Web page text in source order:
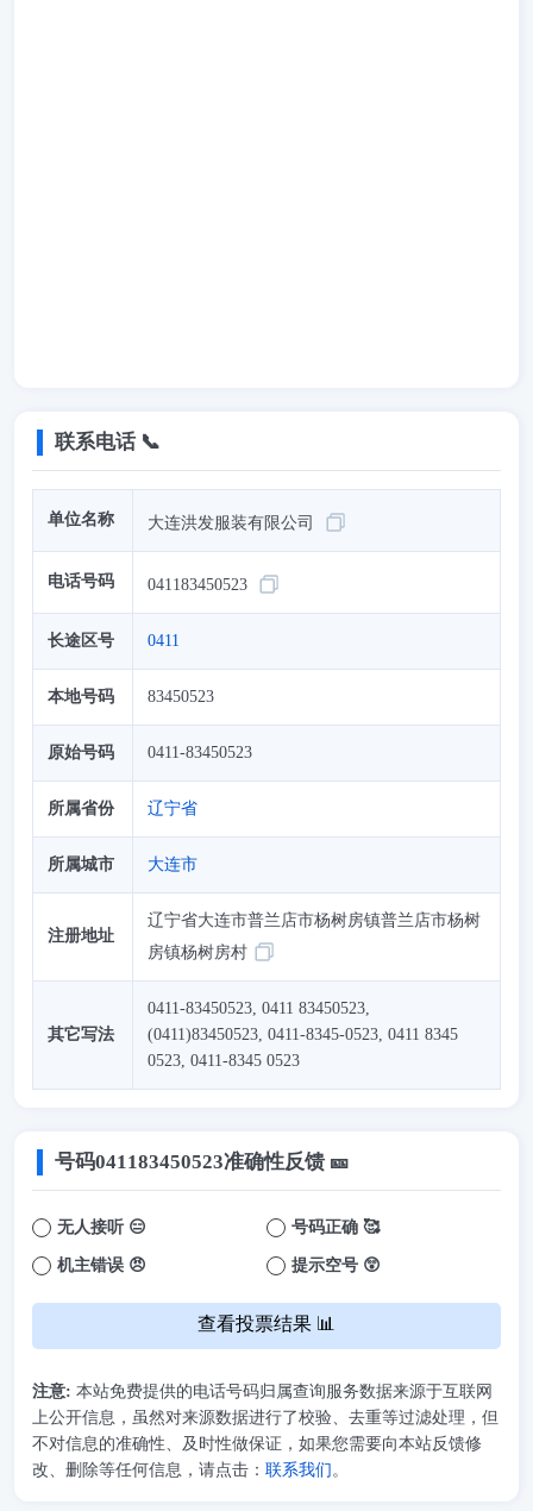
联系电话 📞
单位名称 大连洪发服装有限公司
电话号码 041183450523
长途区号 0411
本地号码 83450523
原始号码 0411-83450523
所属省份 辽宁省
所属城市 大连市
注册地址
辽宁省大连市普兰店市杨树房镇普兰店市杨树
房镇杨树房村
其它写法
0411-83450523, 0411 83450523,
(0411)83450523, 0411-8345-0523, 0411 8345
0523, 0411-8345 0523
号码041183450523准确性反馈 🎫
无人接听 😑 号码正确 🥰
机主错误 😠 提示空号 😲
查看投票结果 📊
注意: 本站免费提供的电话号码归属查询服务数据来源于互联网
上公开信息，虽然对来源数据进行了校验、去重等过滤处理，但
不对信息的准确性、及时性做保证，如果您需要向本站反馈修
改、删除等任何信息，请点击： 联系我们 。